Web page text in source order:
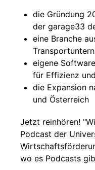
die Gründung
der garage33
eine Branche
eigene
für Effizienz
die Expansion
und Österreich
Jetzt reinhören!
Podcast der
wo es Podcasts